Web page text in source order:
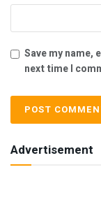
Save my name,
next time I
Advertisement